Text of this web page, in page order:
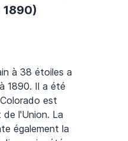
à 38 étoiles a
1890. Il a été
est
l'Union. La
également la